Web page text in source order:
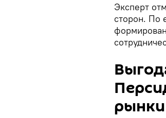
Эксперт
сторон. По
рынки